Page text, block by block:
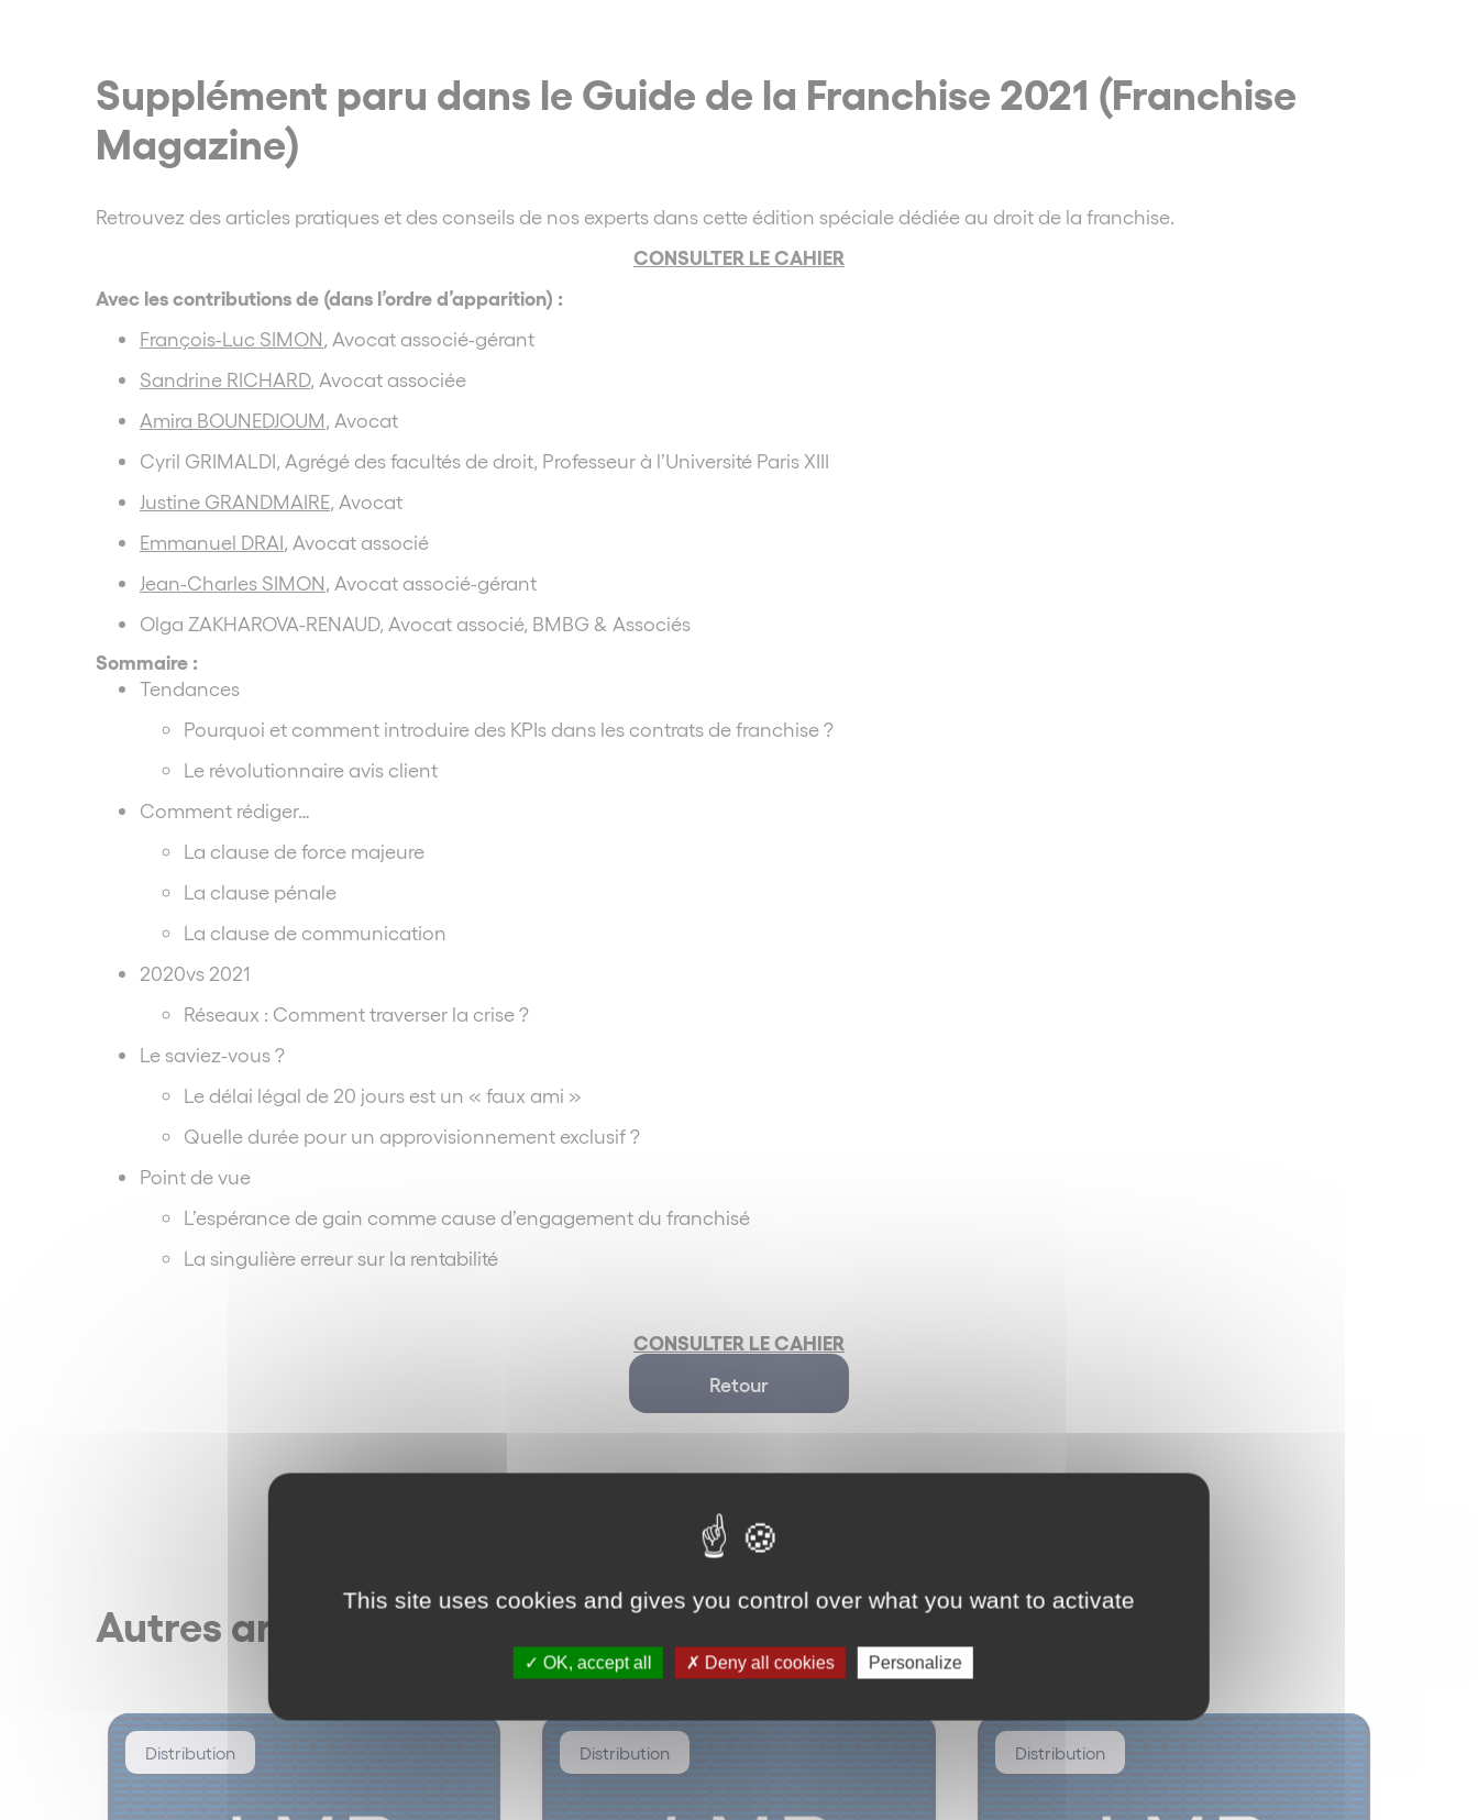
Supplément paru dans le Guide de la Franchise 2021 (Franchise
Magazine)
Retrouvez des articles pratiques et des conseils de nos experts dans cette édition spéciale dédiée au droit de la franchise.
CONSULTER LE CAHIER
Avec les contributions de (dans l’ordre d’apparition) :
François-Luc SIMON , Avocat associé-gérant
Sandrine RICHARD, Avocat associée
Amira BOUNEDJOUM , Avocat
Cyril GRIMALDI, Agrégé des facultés de droit, Professeur à l’Université Paris XIII
Justine GRANDMAIRE , Avocat
Emmanuel DRAI , Avocat associé
Jean-Charles SIMON , Avocat associé-gérant
Olga ZAKHAROVA-RENAUD, Avocat associé, BMBG & Associés
Sommaire :
Tendances
Pourquoi et comment introduire des KPIs dans les contrats de franchise ?
Le révolutionnaire avis client
Comment rédiger…
La clause de force majeure
La clause pénale
La clause de communication
2020vs 2021
Réseaux : Comment traverser la crise ?
Le saviez-vous ?
Le délai légal de 20 jours est un « faux ami »
Quelle durée pour un approvisionnement exclusif ?
Point de vue
L’espérance de gain comme cause d’engagement du franchisé
La singulière erreur sur la rentabilité
CONSULTER LE CAHIER
Retour
Autres articles
Distribution Distribution Distribution
This site uses cookies and gives you control over what you want to activate
OK, accept all Deny all cookies Personalize